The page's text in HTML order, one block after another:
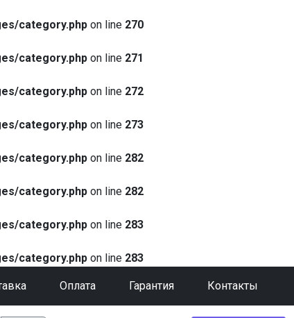
category.php on line 270
category.php on line 271
category.php on line 272
category.php on line 273
category.php on line 282
category.php on line 282
category.php on line 283
category.php on line 283
Оплата Гарантия Контакты